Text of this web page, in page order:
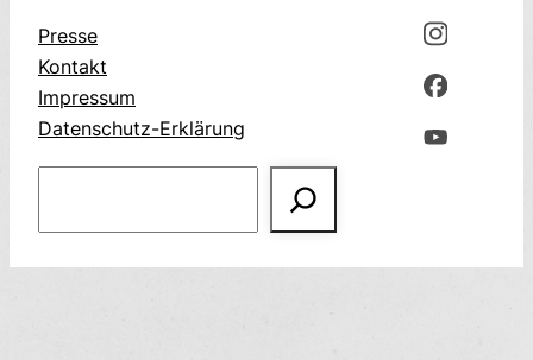
Presse
Kontakt
Impressum
Datenschutz-Erklärung